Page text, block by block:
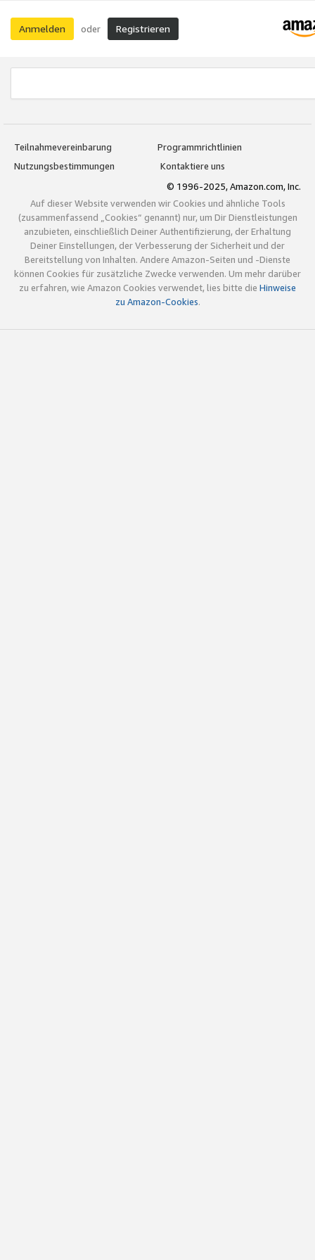
Anmelden oder Registrieren
Teilnahmevereinbarung
Programmrichtlinien
Nutzungsbestimmungen
Kontaktiere uns
© 1996-2025, Amazon.com, Inc.
Auf dieser Website verwenden wir Cookies und ähnliche Tools
(zusammenfassend „Cookies“ genannt) nur, um Dir Dienstleistungen
anzubieten, einschließlich Deiner Authentifizierung, der Erhaltung
Deiner Einstellungen, der Verbesserung der Sicherheit und der
Bereitstellung von Inhalten. Andere Amazon-Seiten und -Dienste
können Cookies für zusätzliche Zwecke verwenden. Um mehr darüber
zu erfahren, wie Amazon Cookies verwendet, lies bitte die Hinweise
zu Amazon-Cookies.